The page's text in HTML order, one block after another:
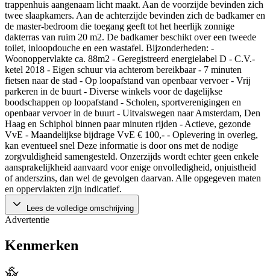
trappenhuis aangenaam licht maakt. Aan de voorzijde bevinden zich
twee slaapkamers. Aan de achterzijde bevinden zich de badkamer en
de master-bedroom die toegang geeft tot het heerlijk zonnige
dakterras van ruim 20 m2. De badkamer beschikt over een tweede
toilet, inloopdouche en een wastafel. Bijzonderheden: -
Woonoppervlakte ca. 88m2 - Geregistreerd energielabel D - C.V.-
ketel 2018 - Eigen schuur via achterom bereikbaar - 7 minuten
fietsen naar de stad - Op loopafstand van openbaar vervoer - Vrij
parkeren in de buurt - Diverse winkels voor de dagelijkse
boodschappen op loopafstand - Scholen, sportverenigingen en
openbaar vervoer in de buurt - Uitvalswegen naar Amsterdam, Den
Haag en Schiphol binnen paar minuten rijden - Actieve, gezonde
VvE - Maandelijkse bijdrage VvE € 100,- - Oplevering in overleg,
kan eventueel snel Deze informatie is door ons met de nodige
zorgvuldigheid samengesteld. Onzerzijds wordt echter geen enkele
aansprakelijkheid aanvaard voor enige onvolledigheid, onjuistheid
of anderszins, dan wel de gevolgen daarvan. Alle opgegeven maten
en oppervlakten zijn indicatief.
Lees de volledige omschrijving
Advertentie
Kenmerken